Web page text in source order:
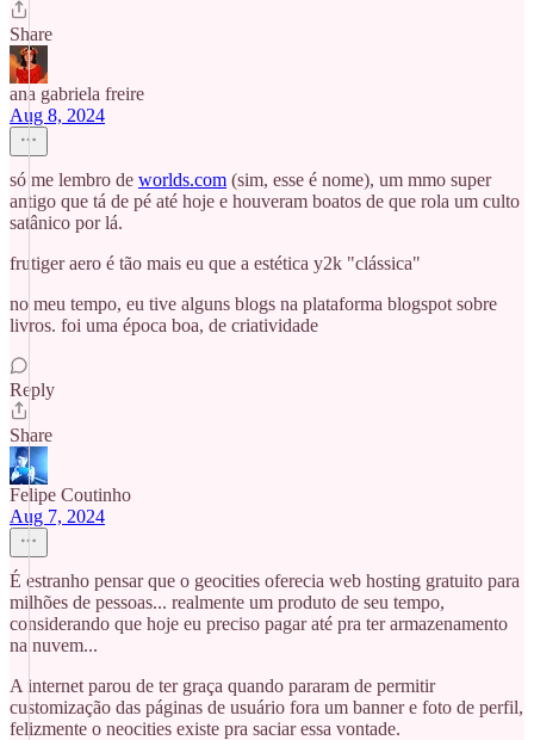
Share
ana gabriela freire
Aug 8, 2024
só me lembro de worlds.com (sim, esse é nome), um mmo super
antigo que tá de pé até hoje e houveram boatos de que rola um culto
satânico por lá.
frutiger aero é tão mais eu que a estética y2k "clássica"
no meu tempo, eu tive alguns blogs na plataforma blogspot sobre
livros. foi uma época boa, de criatividade
Reply
Share
Felipe Coutinho
Aug 7, 2024
É estranho pensar que o geocities oferecia web hosting gratuito para
milhões de pessoas... realmente um produto de seu tempo,
considerando que hoje eu preciso pagar até pra ter armazenamento
na nuvem...
A internet parou de ter graça quando pararam de permitir
customização das páginas de usuário fora um banner e foto de perfil,
felizmente o neocities existe pra saciar essa vontade.